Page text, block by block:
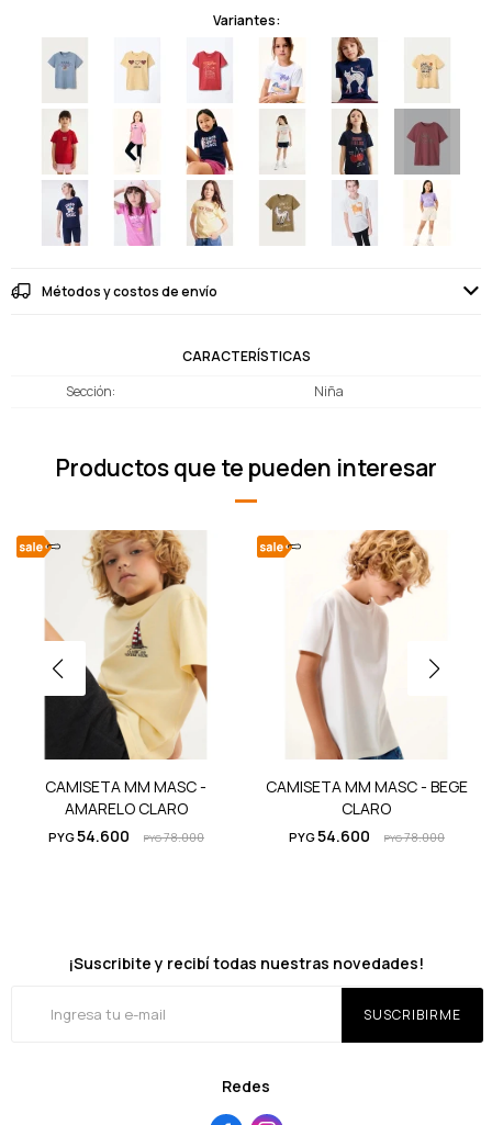
Variantes:
Métodos y costos de envío
CARACTERÍSTICAS
Sección
Niña
Productos que te pueden interesar
CAMISETA MM MASC -
AMARELO CLARO
PYG54.600 PYG78.000
CAMISETA MM MASC - BEGE
CLARO
PYG54.600 PYG78.000
Redes
¡Suscribite y recibí todas nuestras novedades!
SUSCRIBIRME